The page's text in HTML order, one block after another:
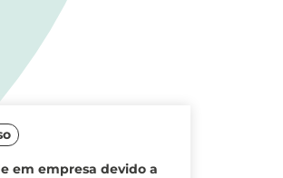
em empresa devido a